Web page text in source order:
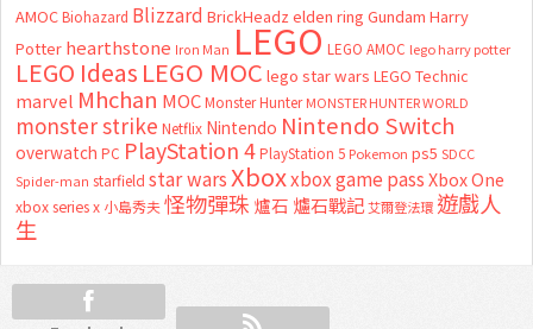
AMOC Biohazard Blizzard BrickHeadz elden ring Gundam Harry
Potter hearthstone Iron Man LEGO LEGO AMOC lego harry potter
LEGO Ideas LEGO MOC lego star wars LEGO Technic
marvel Mhchan MOC Monster Hunter MONSTER HUNTER WORLD
monster strike Netflix Nintendo Nintendo Switch
overwatch PC PlayStation 4 PlayStation 5 Pokemon ps5 SDCC
Spider-man starfield star warsXboxxbox game passXbox One
xbox series x 小島秀夫怪物彈珠 爐石 爐石戰記艾爾登法環 遊戲人
生